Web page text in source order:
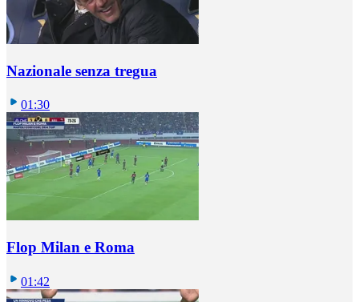
Nazionale senza tregua
01:30
Flop Milan e Roma
01:42